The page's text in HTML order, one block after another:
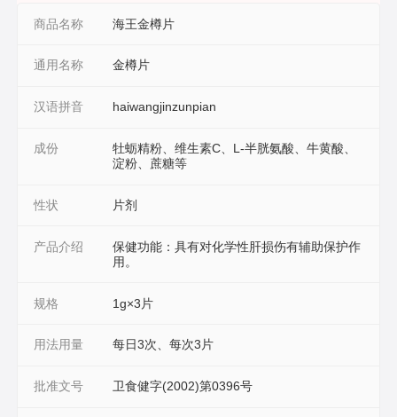
商品名称 海王金樽片
通用名称 金樽片
汉语拼音 haiwangjinzunpian
成份
牡蛎精粉、维生素C、L-半胱氨酸、牛黄酸、
淀粉、蔗糖等
性状 片剂
产品介绍
保健功能：具有对化学性肝损伤有辅助保护作
用。
规格 1g×3片
用法用量 每日3次、每次3片
批准文号 卫食健字(2002)第0396号